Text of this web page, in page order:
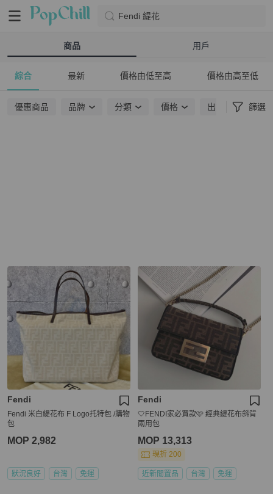
Fendi 緹花
商品 用戶
綜合 最新 價格由低至高 價格由高至低
優惠商品 品牌 分類 價格 出貨地點 篩選
Fendi
Fendi 米白緹花布 F Logo托特包 /購物
包
MOP 2,982
狀況良好 台灣 免運
Fendi
🤍FENDI家必買款🩷 經典緹花布斜背
兩用包
MOP 13,313
現折 200
近新閒置品 台灣 免運